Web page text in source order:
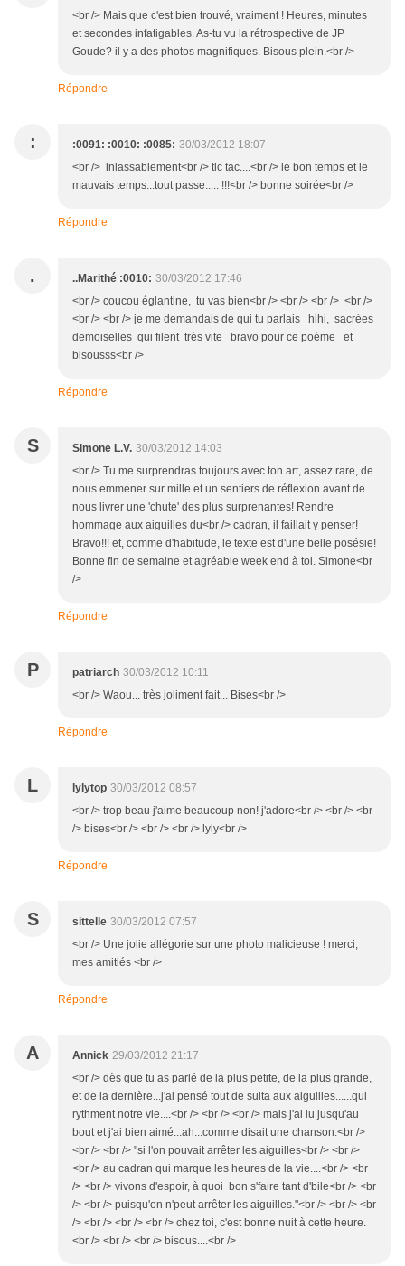
<br /> Mais que c'est bien trouvé, vraiment ! Heures, minutes
et secondes infatigables. As-tu vu la rétrospective de JP
Goude? il y a des photos magnifiques. Bisous plein.<br />
Répondre
: :0091: :0010: :0085: 30/03/2012 18:07
<br /> inlassablement<br /> tic tac....<br /> le bon temps et le
mauvais temps...tout passe..... !!!<br /> bonne soirée<br />
Répondre
. ..Marithé :0010: 30/03/2012 17:46
<br /> coucou églantine, tu vas bien<br /> <br /> <br /> <br />
<br /> <br /> je me demandais de qui tu parlais hihi, sacrées
demoiselles qui filent très vite bravo pour ce poème et
bisousss<br />
Répondre
S Simone L.V. 30/03/2012 14:03
<br /> Tu me surprendras toujours avec ton art, assez rare, de
nous emmener sur mille et un sentiers de réflexion avant de
nous livrer une 'chute' des plus surprenantes! Rendre
hommage aux aiguilles du<br /> cadran, il faillait y penser!
Bravo!!! et, comme d'habitude, le texte est d'une belle posésie!
Bonne fin de semaine et agréable week end à toi. Simone<br
/>
Répondre
P patriarch 30/03/2012 10:11
<br /> Waou... très joliment fait... Bises<br />
Répondre
L lylytop 30/03/2012 08:57
<br /> trop beau j'aime beaucoup non! j'adore<br /> <br /> <br
/> bises<br /> <br /> <br /> lyly<br />
Répondre
S sittelle 30/03/2012 07:57
<br /> Une jolie allégorie sur une photo malicieuse ! merci,
mes amitiés <br />
Répondre
A Annick 29/03/2012 21:17
<br /> dès que tu as parlé de la plus petite, de la plus grande,
et de la dernière...j'ai pensé tout de suita aux aiguilles......qui
rythment notre vie....<br /> <br /> <br /> mais j'ai lu jusqu'au
bout et j'ai bien aimé...ah...comme disait une chanson:<br />
<br /> <br /> "si l'on pouvait arrêter les aiguilles<br /> <br />
<br /> au cadran qui marque les heures de la vie....<br /> <br
/> <br /> vivons d'espoir, à quoi bon s'faire tant d'bile<br /> <br
/> <br /> puisqu'on n'peut arrêter les aiguilles."<br /> <br /> <br
/> <br /> <br /> <br /> chez toi, c'est bonne nuit à cette heure.
<br /> <br /> <br /> bisous....<br />